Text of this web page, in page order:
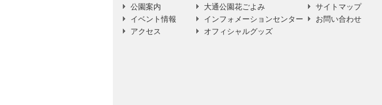
公園案内
イベント情報
アクセス
大通公園花ごよみ
インフォメーションセンター
オフィシャルグッズ
サイトマップ
お問い合わせ